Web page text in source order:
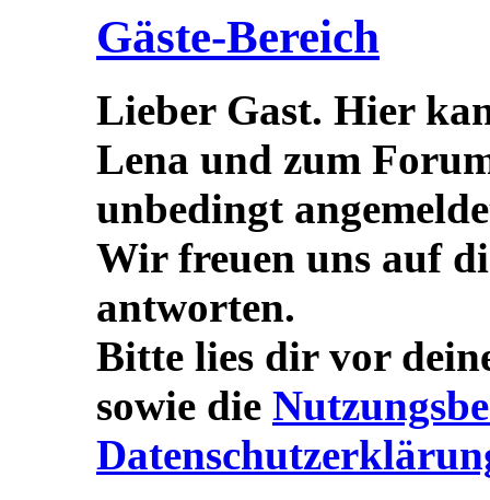
Gäste-Bereich
Lieber Gast. Hier
Lena und zum
unbedingt
Wir freuen uns auf
antworten.
Bitte lies dir vor
sowie die